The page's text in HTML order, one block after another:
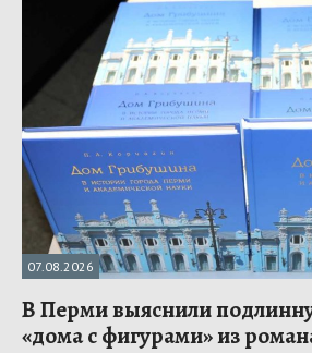
07.08.2026
В Перми выяснили
«дома с фигурами» из